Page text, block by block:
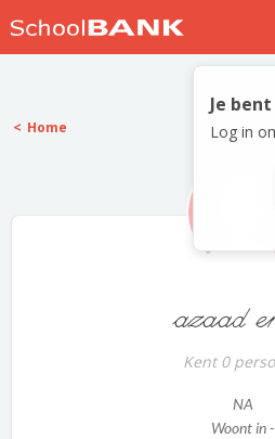
Nostalgische
Log in
Meld je
Je
Log in
Home
azaad
Kent 0
NA
Woont in -